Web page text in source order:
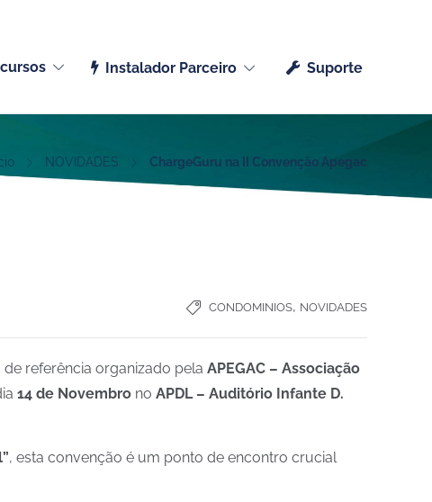
Instalador Parceiro Suporte
NOVIDADES ChargeGuru na II Convenção Apegac
CONDOMINIOS, NOVIDADES
de referência organizado pela APEGAC – Associação
14 de Novembro no APDL – Auditório Infante D.
, esta convenção é um ponto de encontro crucial